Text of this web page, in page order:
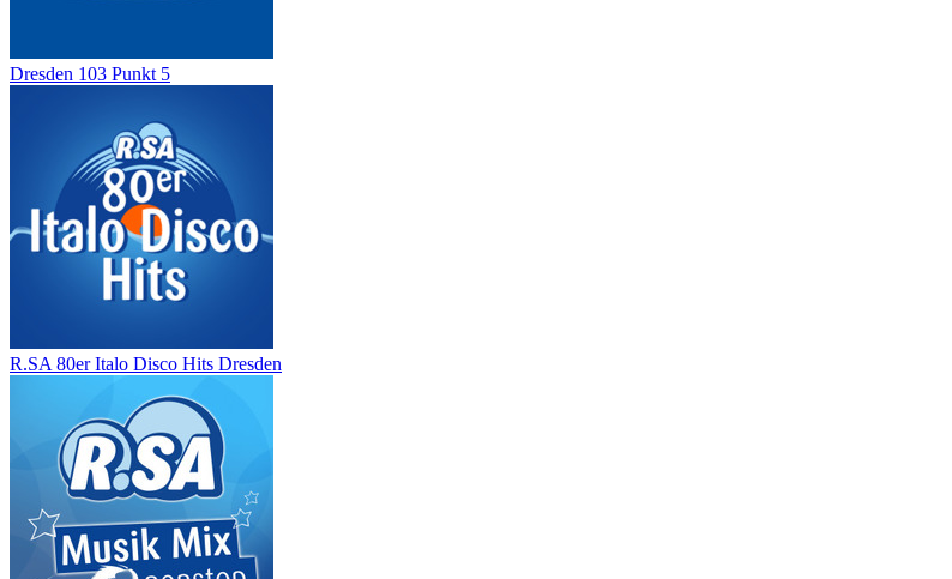
Dresden 103 Punkt 5
R.SA 80er Italo Disco Hits Dresden